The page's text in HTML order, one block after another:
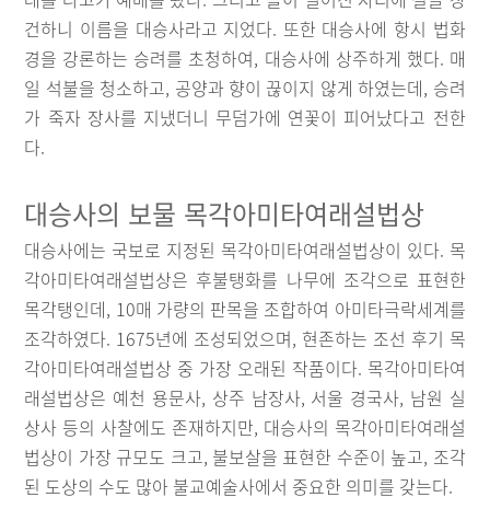
건하니 이름을 대승사라고 지었다. 또한 대승사에 항시 법화
경을 강론하는 승려를 초청하여, 대승사에 상주하게 했다. 매
일 석불을 청소하고, 공양과 향이 끊이지 않게 하였는데, 승려
가 죽자 장사를 지냈더니 무덤가에 연꽃이 피어났다고 전한
다.
대승사의 보물 목각아미타여래설법상
대승사에는 국보로 지정된 목각아미타여래설법상이 있다. 목
각아미타여래설법상은 후불탱화를 나무에 조각으로 표현한
목각탱인데, 10매 가량의 판목을 조합하여 아미타극락세계를
조각하였다. 1675년에 조성되었으며, 현존하는 조선 후기 목
각아미타여래설법상 중 가장 오래된 작품이다. 목각아미타여
래설법상은 예천 용문사, 상주 남장사, 서울 경국사, 남원 실
상사 등의 사찰에도 존재하지만, 대승사의 목각아미타여래설
법상이 가장 규모도 크고, 불보살을 표현한 수준이 높고, 조각
된 도상의 수도 많아 불교예술사에서 중요한 의미를 갖는다.